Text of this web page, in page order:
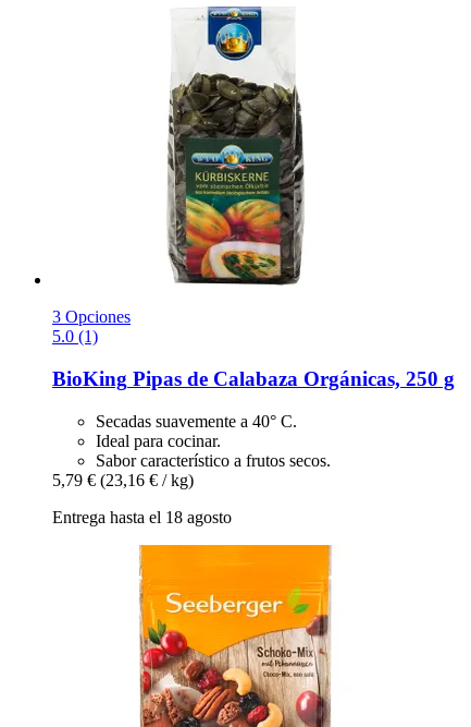
3 Opciones
5.0 (1)
BioKing Pipas de Calabaza Orgánicas, 250 g
Secadas suavemente a 40° C.
Ideal para cocinar.
Sabor característico a frutos secos.
5,79 € (23,16 € / kg)
Entrega hasta el 18 agosto